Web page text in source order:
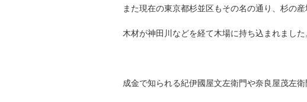
また現在の東京都杉並区もその名の通り、杉の
木材が神田川などを経て木場に持ち込まれました
成金で知られる紀伊國屋文左衛門や奈良屋茂左